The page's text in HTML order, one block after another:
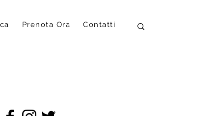
Prenota Ora Contatti